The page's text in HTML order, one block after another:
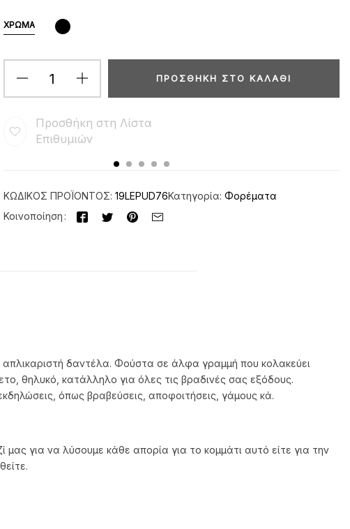
ΧΡΏΜΑ
ΠΡΟΣΘΉΚΗ ΣΤΟ ΚΑΛΆΘΙ
Προσθήκη στη Λίστα
Επιθυμιών
ΚΩΔΙΚΌΣ ΠΡΟΪΌΝΤΟΣ: 19LEPUD76Κατηγορία: Φορέματα
Κοινοποίηση
δαντέλα. Φούστα σε άλφα γραμμή που κολακεύει
θηλυκό, κατάλληλο για όλες τις βραδινές σας εξόδους.
όπως βραβεύσεις, αποφοιτήσεις, γάμους κά.
για να λύσουμε κάθε απορία για το κομμάτι αυτό είτε για την